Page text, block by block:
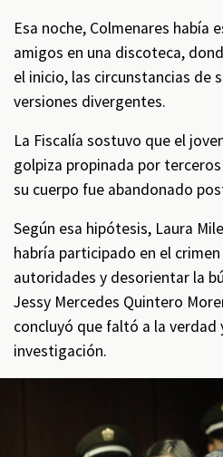
Esa noche, Colmenares había
amigos en una discoteca,
el inicio, las circunstancias de
versiones divergentes.
La Fiscalía sostuvo que el
golpiza propinada por
su cuerpo fue abandonado
Según esa hipótesis, Laura
habría participado en el
autoridades y desorientar la
Jessy Mercedes Quintero
concluyó que faltó a la verdad
investigación.